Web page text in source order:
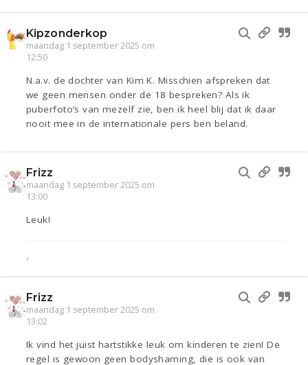
Kipzonderkop
maandag 1 september 2025 om
12:50
N.a.v. de dochter van Kim K. Misschien afspreken dat
we geen mensen onder de 18 bespreken? Als ik
puberfoto’s van mezelf zie, ben ik heel blij dat ik daar
nooit mee in de internationale pers ben beland.
Frizz
maandag 1 september 2025 om
13:00
Leuk!
•
Frizz
maandag 1 september 2025 om
13:02
Ik vind het juist hartstikke leuk om kinderen te zien! De
regel is gewoon geen bodyshaming, die is ook van